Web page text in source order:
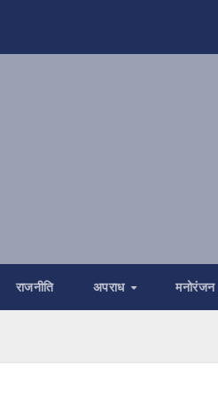
राजनीति अपराध मनोरंजन